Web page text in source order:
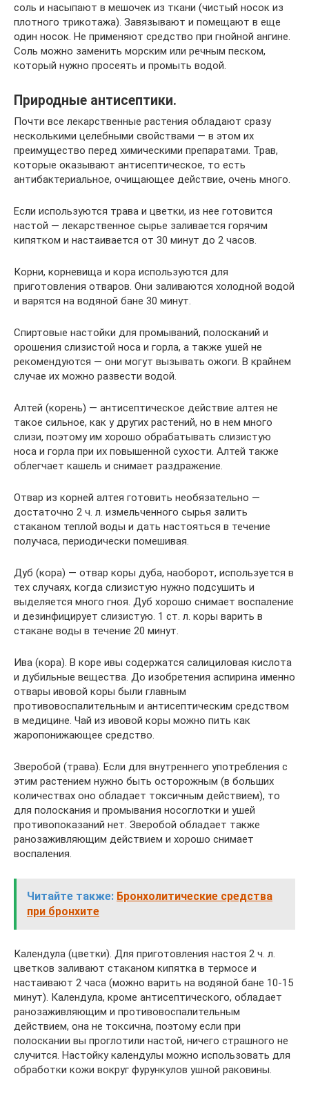
соль и насыпают в мешочек из ткани (чистый носок из
плотного трикотажа). Завязывают и помещают в еще
один носок. Не применяют средство при гнойной ангине.
Соль можно заменить морским или речным песком,
который нужно просеять и промыть водой.
Природные антисептики.
Почти все лекарственные растения обладают сразу
несколькими целебными свойствами — в этом их
преимущество перед химическими препаратами. Трав,
которые оказывают антисептическое, то есть
антибактериальное, очищающее действие, очень много.
Если используются трава и цветки, из нее готовится
настой — лекарственное сырье заливается горячим
кипятком и настаивается от 30 минут до 2 часов.
Корни, корневища и кора используются для
приготовления отваров. Они заливаются холодной водой
и варятся на водяной бане 30 минут.
Спиртовые настойки для промываний, полосканий и
орошения слизистой носа и горла, а также ушей не
рекомендуются — они могут вызывать ожоги. В крайнем
случае их можно развести водой.
Алтей (корень) — антисептическое действие алтея не
такое сильное, как у других растений, но в нем много
слизи, поэтому им хорошо обрабатывать слизистую
носа и горла при их повышенной сухости. Алтей также
облегчает кашель и снимает раздражение.
Отвар из корней алтея готовить необязательно —
достаточно 2 ч. л. измельченного сырья залить
стаканом теплой воды и дать настояться в течение
получаса, периодически помешивая.
Дуб (кора) — отвар коры дуба, наоборот, используется в
тех случаях, когда слизистую нужно подсушить и
выделяется много гноя. Дуб хорошо снимает воспаление
и дезинфицирует слизистую. 1 ст. л. коры варить в
стакане воды в течение 20 минут.
Ива (кора). В коре ивы содержатся салициловая кислота
и дубильные вещества. До изобретения аспирина именно
отвары ивовой коры были главным
противовоспалительным и антисептическим средством
в медицине. Чай из ивовой коры можно пить как
жаропонижающее средство.
Зверобой (трава). Если для внутреннего употребления с
этим растением нужно быть осторожным (в больших
количествах оно обладает токсичным действием), то
для полоскания и промывания носоглотки и ушей
противопоказаний нет. Зверобой обладает также
ранозаживляющим действием и хорошо снимает
воспаления.
Читайте также: Бронхолитические средства
при бронхите
Календула (цветки). Для приготовления настоя 2 ч. л.
цветков заливают стаканом кипятка в термосе и
настаивают 2 часа (можно варить на водяной бане 10-15
минут). Календула, кроме антисептического, обладает
ранозаживляющим и противовоспалительным
действием, она не токсична, поэтому если при
полоскании вы проглотили настой, ничего страшного не
случится. Настойку календулы можно использовать для
обработки кожи вокруг фурункулов ушной раковины.